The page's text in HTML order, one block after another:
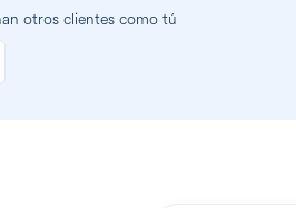
otros clientes como tú